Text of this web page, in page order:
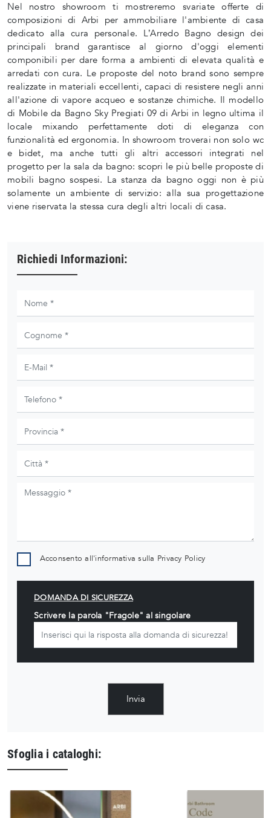
Nel nostro showroom ti mostreremo svariate offerte di
composizioni di Arbi per ammobiliare l'ambiente di casa
dedicato alla cura personale. L’Arredo Bagno design dei
principali brand garantisce al giorno d'oggi elementi
componibili per dare forma a ambienti di elevata qualità e
arredati con cura. Le proposte del noto brand sono sempre
realizzate in materiali eccellenti, capaci di resistere negli anni
all'azione di vapore acqueo e sostanze chimiche. Il modello
di Mobile da Bagno Sky Pregiati 09 di Arbi in legno ultima il
locale mixando perfettamente doti di eleganza con
funzionalità ed ergonomia. In showroom troverai non solo wc
e bidet, ma anche tutti gli altri accessori integrati nel
progetto per la sala da bagno: scopri le più belle proposte di
mobili bagno sospesi. La stanza da bagno oggi non è più
solamente un ambiente di servizio: alla sua progettazione
viene riservata la stessa cura degli altri locali di casa.
Richiedi Informazioni:
Acconsento all'informativa sulla Privacy Policy
DOMANDA DI SICUREZZA
Scrivere la parola "Fragole" al singolare
Invia
Sfoglia i cataloghi: